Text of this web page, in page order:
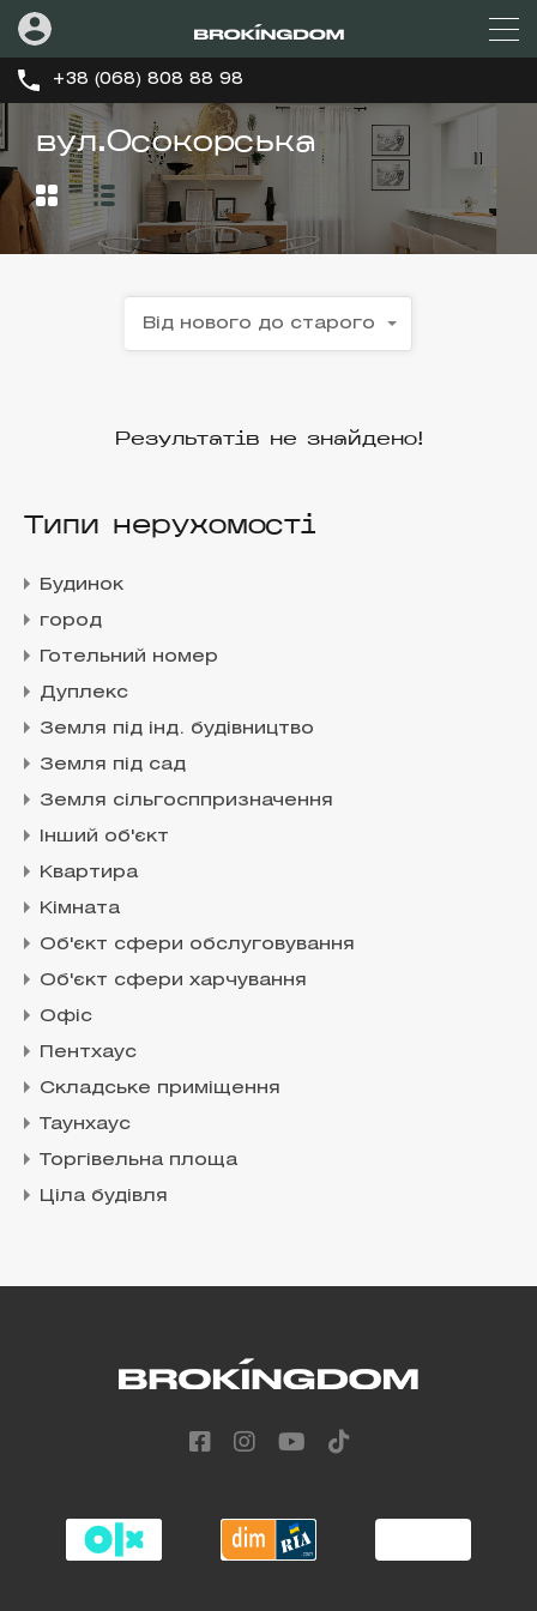
+38 (068) 808 88 98
вул.Осокорська
Від нового до старого
Результатів не знайдено!
Типи нерухомості
Будинок
город
Готельний номер
Дуплекс
Земля під інд. будівництво
Земля під сад
Земля сільгосппризначення
Інший об'єкт
Квартира
Кімната
Об'єкт сфери обслуговування
Об'єкт сфери харчування
Офіс
Пентхаус
Складське приміщення
Таунхаус
Торгівельна площа
Ціла будівля